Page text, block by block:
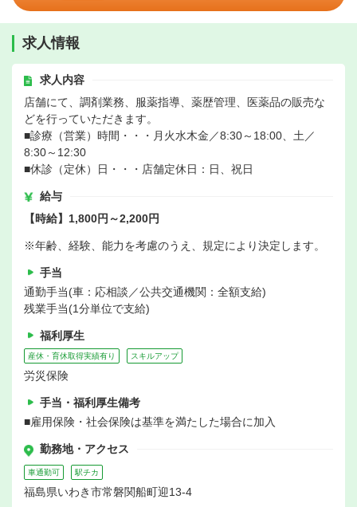
求人情報
求人内容
店舗にて、調剤業務、服薬指導、薬歴管理、医薬品の販売な
どを行っていただきます。
■診療（営業）時間・・・月火水木金／8:30～18:00、土／
8:30～12:30
■休診（定休）日・・・店舗定休日：日、祝日
給与
【時給】1,800円～2,200円
※年齢、経験、能力を考慮のうえ、規定により決定します。
手当
通勤手当(車：応相談／公共交通機関：全額支給)
残業手当(1分単位で支給)
福利厚生
産休・育休取得実績有り スキルアップ
労災保険
手当・福利厚生備考
■雇用保険・社会保険は基準を満たした場合に加入
勤務地・アクセス
車通勤可 駅チカ
福島県いわき市常磐関船町迎13-4